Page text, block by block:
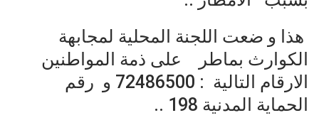
هذا و ضعت اللجنة المحلية لمجابهة
الكوارث بماطر على ذمة المواطنين
الارقام التالية : 72486500 و رقم
الحماية المدنية 198 ..